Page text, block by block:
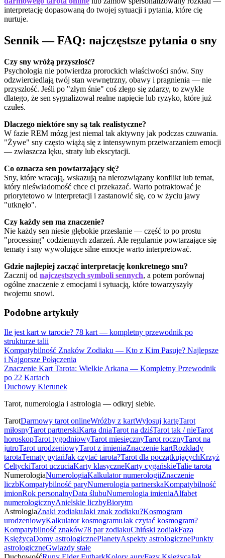
interpretację dopasowaną do twojej sytuacji i pytania, które cię
nurtuje.
Sennik — FAQ: najczęstsze pytania o sny
Czy sny wróżą przyszłość?
Psychologia nie potwierdza prorockich właściwości snów. Sny
odzwierciedlają twój stan wewnętrzny, obawy i pragnienia — nie
przyszłość. Jeśli po "złym śnie" coś złego się zdarzy, to zwykle
dlatego, że sen sygnalizował realne napięcie lub ryzyko, które już
czułeś.
Dlaczego niektóre sny są tak realistyczne?
W fazie REM mózg jest niemal tak aktywny jak podczas czuwania.
"Żywe" sny często wiążą się z intensywnym przetwarzaniem emocji
— zwłaszcza lęku, straty lub ekscytacji.
Co oznacza sen powtarzający się?
Sny, które wracają, wskazują na nierozwiązany konflikt lub temat,
który nieświadomość chce ci przekazać. Warto potraktować je
priorytetowo w interpretacji i zastanowić się, co w życiu jawy
"utknęło".
Czy każdy sen ma znaczenie?
Nie każdy sen niesie głębokie przesłanie — część to po prostu
"processing" codziennych zdarzeń. Ale regularnie powtarzające się
tematy i sny wywołujące silne emocje warto interpretować.
Gdzie najlepiej zacząć interpretację konkretnego snu?
Zacznij od najczęstszych symboli sennych, a potem porównaj
ogólne znaczenie z emocjami i sytuacją, które towarzyszyły
twojemu snowi.
Podobne artykuły
Ile jest kart w tarocie? 78 kart — kompletny przewodnik po
strukturze talii
Kompatybilność Znaków Zodiaku — Kto z Kim Pasuje? Najlepsze
i Najgorsze Połączenia
Znaczenie Kart Tarota: Wielkie Arkana — Kompletny Przewodnik
po 22 Kartach
Duchowy Kierunek
Tarot, numerologia i astrologia — odkryj siebie.
TarotDarmowy tarot onlineWróżby z kartWylosuj kartęTarot
miłosnyTarot partnerskiKarta dniaTarot na dziśTarot tak / nieTarot
horoskopTarot tygodniowyTarot miesięcznyTarot rocznyTarot na
jutroTarot urodzeniowyTarot z imieniaZnaczenie kartRozkłady
tarotaTematy pytańJak czytać tarota?Tarot dla początkującychKrzyż
CeltyckiTarot uczuciaKarty klasyczneKarty cygańskieTalie tarota
NumerologiaNumerologiaKalkulator numerologiiZnaczenie
liczbKompatybilność paryNumerologia partnerskaKompatybilność
imionRok personalnyData ślubuNumerologia imieniaAlfabet
numerologicznyAnielskie liczbyBiorytm
AstrologiaZnaki zodiakuJaki znak zodiaku?Kosmogram
urodzeniowyKalkulator kosmogramuJak czytać kosmogram?
Kompatybilność znaków78 par zodiakuChiński zodiakFaza
KsiężycaDomy astrologicznePlanetyAspekty astrologicznePunkty
astrologiczneGwiazdy stałe